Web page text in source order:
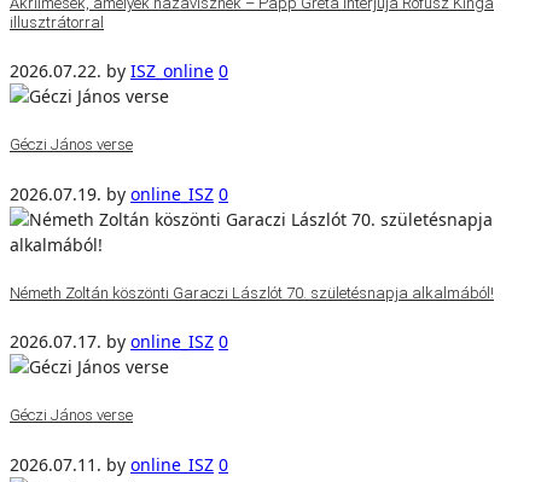
illusztrátorral
2026.07.22. by ISZ_online 0
Géczi János verse
2026.07.19. by online_ISZ 0
Németh Zoltán köszönti Garaczi Lászlót 70. születésnapja alkalmából!
2026.07.17. by online_ISZ 0
Géczi János verse
2026.07.11. by online_ISZ 0